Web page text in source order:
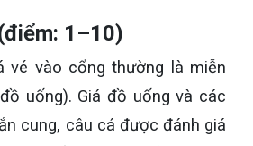
1–10)
vé vào cổng thường là miễn
uống). Giá đồ uống và các
cung, câu cá được đánh giá